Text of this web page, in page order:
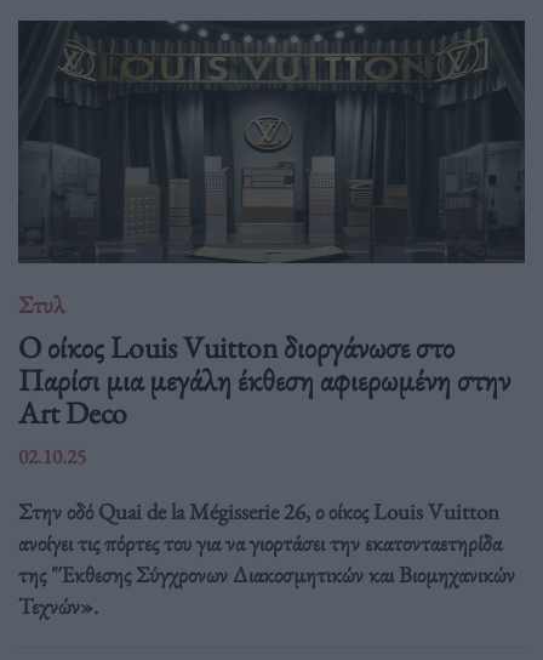
Στυλ
Ο οίκος Louis Vuitton διοργάνωσε στο
Παρίσι μια μεγάλη έκθεση αφιερωμένη στην
Art Deco
02.10.25
Στην οδό Quai de la Mégisserie 26, ο οίκος Louis Vuitton
ανοίγει τις πόρτες του για να γιορτάσει την εκατονταετηρίδα
της "Έκθεσης Σύγχρονων Διακοσμητικών και Βιομηχανικών
Τεχνών».